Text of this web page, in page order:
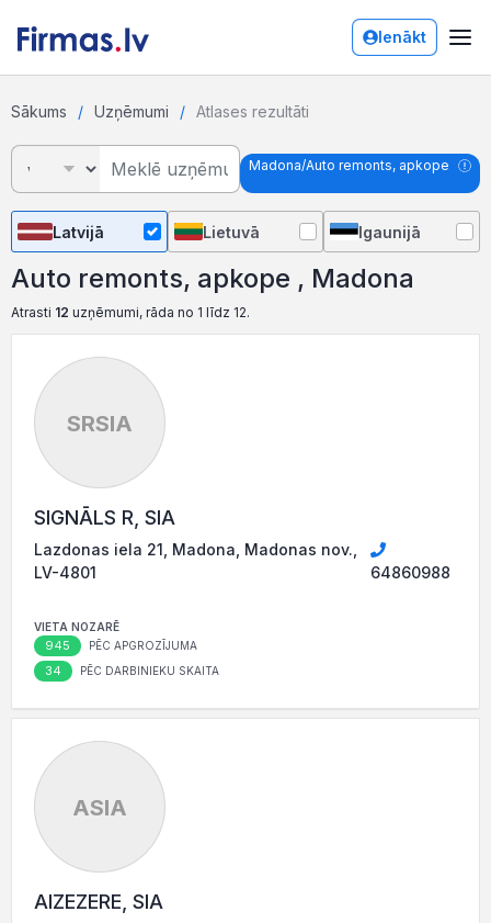
Ienākt
Sākums Uzņēmumi Atlases rezultāti
Madona/Auto remonts, apkope
Latvijā Lietuvā Igaunijā
Auto remonts, apkope , Madona
Atrasti 12 uzņēmumi, rāda no 1 līdz 12.
SRSIA
SIGNĀLS R, SIA
Lazdonas iela 21, Madona, Madonas nov.,
LV-4801
64860988
VIETA NOZARĒ
945 PĒC APGROZĪJUMA
34 PĒC DARBINIEKU SKAITA
ASIA
AIZEZERE, SIA